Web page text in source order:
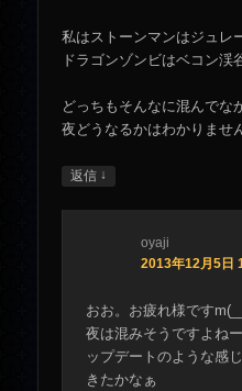
私はストーンマンはジュレ
ドラゴンゾンビはベコン渓
どっちもそんなに混んでな
夜どうなるかはわかりませ
返信 ↓
oyaji
2013年12月5日
おお。お疲れ様です
夜は混みそうですよね
ップデートのような感
きたかなぁ